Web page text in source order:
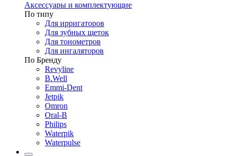
Аксессуары и комплектующие
По типу
Для ирригаторов
Для зубных щеток
Для тонометров
Для ингаляторов
По Бренду
Revyline
B.Well
Emmi-Dent
Jetpik
Omron
Oral-B
Philips
Waterpik
Waterpulse